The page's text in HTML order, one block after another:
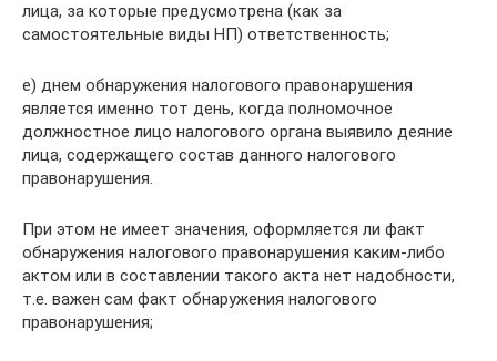
лица, за которые предусмотрена (как за
самостоятельные виды НП) ответственность;
е) днем обнаружения налогового правонарушения
является именно тот день, когда полномочное
должностное лицо налогового органа выявило деяние
лица, содержащего состав данного налогового
правонарушения.
При этом не имеет значения, оформляется ли факт
обнаружения налогового правонарушения каким-либо
актом или в составлении такого акта нет надобности,
т.е. важен сам факт обнаружения налогового
правонарушения;